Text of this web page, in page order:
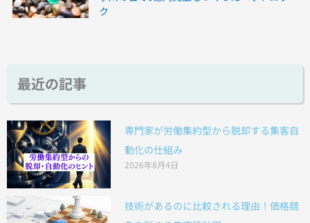
ク
最近の記事
専門家が労働集約型から脱却する集客自
動化の仕組み
2026年8月4日
技術があるのに比較される理由！価格競